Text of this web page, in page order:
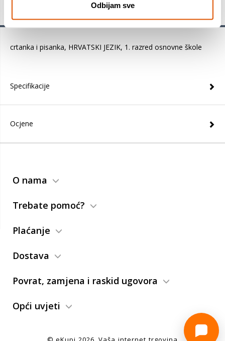
Odbijam sve
crtanka i pisanka, HRVATSKI JEZIK, 1. razred osnovne škole
Specifikacije
Ocjene
O nama
Trebate pomoć?
Plaćanje
Dostava
Povrat, zamjena i raskid ugovora
Opći uvjeti